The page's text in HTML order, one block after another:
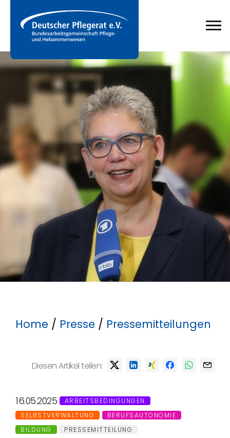
Home / Presse / Pressemitteilungen
Diesen Artikel teilen:
16.05.2025
ARBEITSBEDINGUNGEN
SELBSTVERWALTUNG
BERUFSAUTONOMIE
BILDUNG
PRESSEMITTEILUNG